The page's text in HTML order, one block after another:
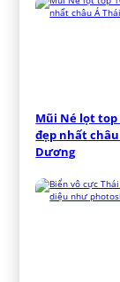
Mũi Né lọt top
đẹp nhất
Dương